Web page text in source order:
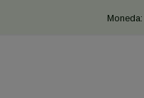
Moneda: